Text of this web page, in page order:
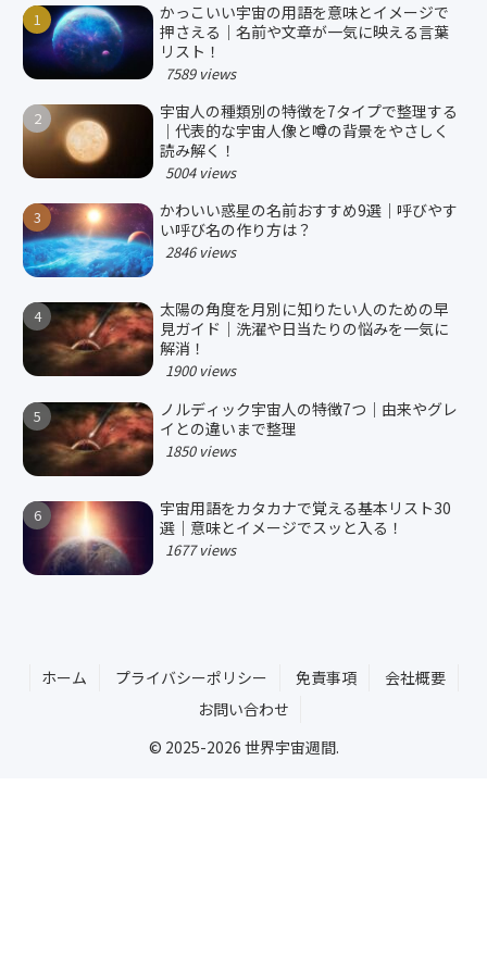
かっこいい宇宙の用語を意味とイメージで
押さえる｜名前や文章が一気に映える言葉
リスト！
7589 views
宇宙人の種類別の特徴を7タイプで整理する
｜代表的な宇宙人像と噂の背景をやさしく
読み解く！
5004 views
かわいい惑星の名前おすすめ9選｜呼びやす
い呼び名の作り方は？
2846 views
太陽の角度を月別に知りたい人のための早
見ガイド｜洗濯や日当たりの悩みを一気に
解消！
1900 views
ノルディック宇宙人の特徴7つ｜由来やグレ
イとの違いまで整理
1850 views
宇宙用語をカタカナで覚える基本リスト30
選｜意味とイメージでスッと入る！
1677 views
ホーム プライバシーポリシー 免責事項
会社概要
お問い合わせ
© 2025-2026 世界宇宙週間.